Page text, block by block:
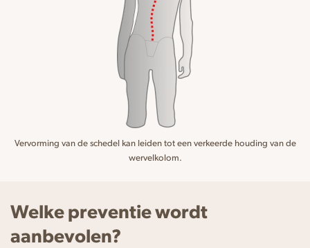
Vervorming van de schedel kan leiden tot een verkeerde houding van de
wervelkolom.
Welke preventie wordt
aanbevolen?